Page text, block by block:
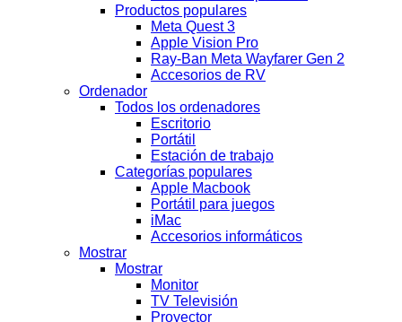
Productos populares
Meta Quest 3
Apple Vision Pro
Ray-Ban Meta Wayfarer Gen 2
Accesorios de RV
Ordenador
Todos los ordenadores
Escritorio
Portátil
Estación de trabajo
Categorías populares
Apple Macbook
Portátil para juegos
iMac
Accesorios informáticos
Mostrar
Mostrar
Monitor
TV Televisión
Proyector